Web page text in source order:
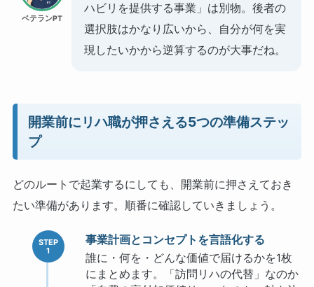
ベテランPT
ハビリを提供する事業」は別物。後者の
選択肢はかなり広いから、自分が何を実
現したいかから逆算するのが大事だね。
開業前にリハ職が押さえる5つの準備ステッ
プ
どのルートで起業するにしても、開業前に押さえておき
たい準備があります。順番に確認していきましょう。
事業計画とコンセプトを言語化する
誰に・何を・どんな価値で届けるかを1枚
にまとめます。「訪問リハの代替」なのか